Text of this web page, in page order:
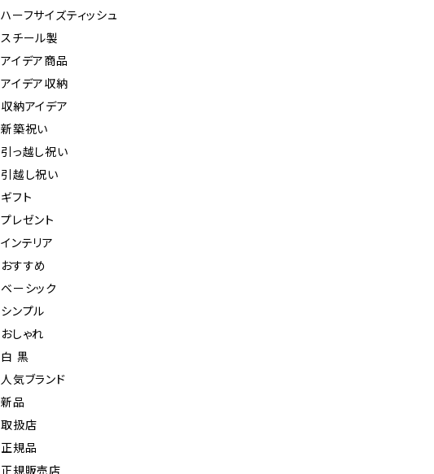
ハーフサイズティッシュ
スチール製
アイデア商品
アイデア収納
収納アイデア
新築祝い
引っ越し祝い
引越し祝い
ギフト
プレゼント
インテリア
おすすめ
ベーシック
シンプル
おしゃれ
白 黒
人気ブランド
新品
取扱店
正規品
正規販売店